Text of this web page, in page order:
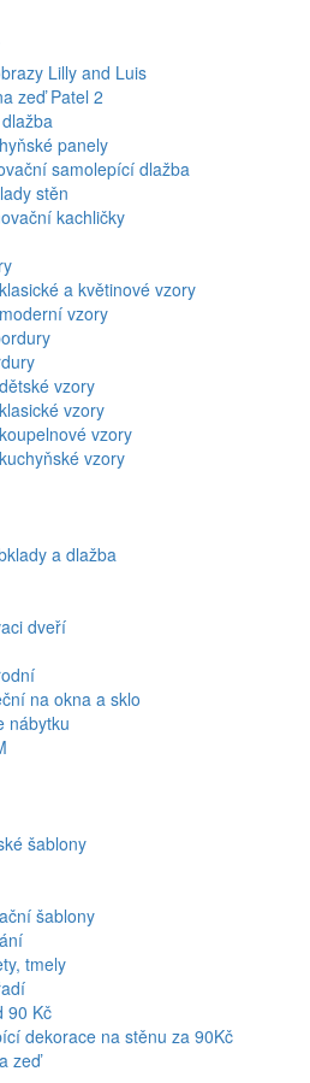
Lilly and Luis
zeď Patel 2
panely
samolepící dlažba
stěn
kachličky
a květinové vzory
vzory
vzory
vzory
vzory
vzory
a dlažba
dveří
na okna a sklo
nábytku
šablony
šablony
tmely
90 Kč
dekorace na stěnu za 90Kč
zeď